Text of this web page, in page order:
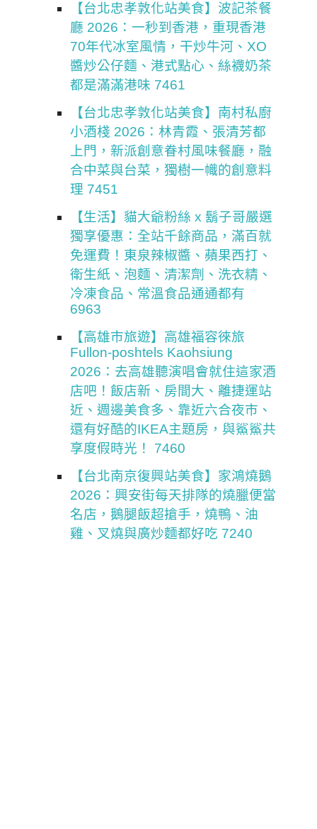
【台北忠孝敦化站美食】波記茶餐
廳 2026：一秒到香港，重現香港
70年代冰室風情，干炒牛河、XO
醬炒公仔麵、港式點心、絲襪奶茶
都是滿滿港味 7461
【台北忠孝敦化站美食】南村私廚
小酒棧 2026：林青霞、張清芳都
上門，新派創意眷村風味餐廳，融
合中菜與台菜，獨樹一幟的創意料
理 7451
【生活】貓大爺粉絲 x 鬍子哥嚴選
獨享優惠：全站千餘商品，滿百就
免運費！東泉辣椒醬、蘋果西打、
衛生紙、泡麵、清潔劑、洗衣精、
冷凍食品、常溫食品通通都有
6963
【高雄市旅遊】高雄福容徠旅
Fullon-poshtels Kaohsiung
2026：去高雄聽演唱會就住這家酒
店吧！飯店新、房間大、離捷運站
近、週邊美食多、靠近六合夜市、
還有好酷的IKEA主題房，與鯊鯊共
享度假時光！ 7460
【台北南京復興站美食】家鴻燒鵝
2026：興安街每天排隊的燒臘便當
名店，鵝腿飯超搶手，燒鴨、油
雞、叉燒與廣炒麵都好吃 7240